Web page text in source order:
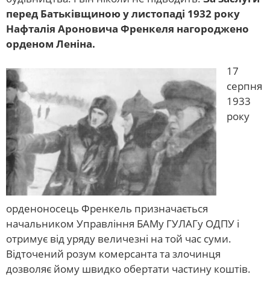
перед Батьківщиною у листопаді 1932 року
Нафталія Ароновича Френкеля нагороджено
орденом Леніна.
17
серпня
1933
року
орденоносець Френкель призначається
начальником Управління БАМу ГУЛАГу ОДПУ і
отримує від уряду величезні на той час суми.
Відточений розум комерсанта та злочинця
дозволяє йому швидко обертати частину коштів.